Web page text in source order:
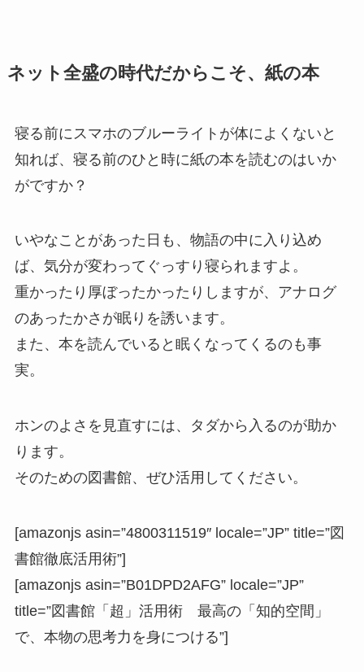
ネット全盛の時代だからこそ、紙の本
寝る前にスマホのブルーライトが体によくないと
知れば、寝る前のひと時に紙の本を読むのはいか
がですか？
いやなことがあった日も、物語の中に入り込め
ば、気分が変わってぐっすり寝られますよ。
重かったり厚ぼったかったりしますが、アナログ
のあったかさが眠りを誘います。
また、本を読んでいると眠くなってくるのも事
実。
ホンのよさを見直すには、タダから入るのが助か
ります。
そのための図書館、ぜひ活用してください。
[amazonjs asin=”4800311519″ locale=”JP” title=”図
書館徹底活用術”]
[amazonjs asin=”B01DPD2AFG” locale=”JP”
title=”図書館「超」活用術 最高の「知的空間」
で、本物の思考力を身につける”]